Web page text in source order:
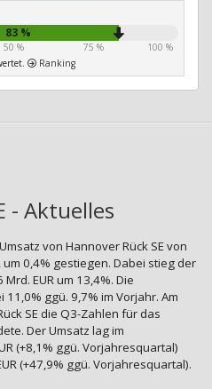
83 %
50 % 75 %
100 %
Ranking
- Aktuelles
von Hannover Rück SE von
um 0,4% gestiegen. Dabei stieg der
EUR um 13,4%. Die
ggü. 9,7% im Vorjahr. Am
SE die Q3-Zahlen für das
Der Umsatz lag im
(+8,1% ggü. Vorjahresquartal)
(+47,9% ggü. Vorjahresquartal).